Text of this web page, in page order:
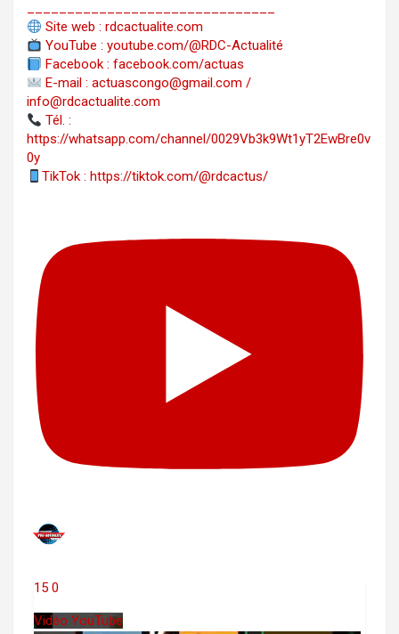
Site web : rdcactualite.com
YouTube : youtube.com/@RDC-Actualité
Facebook : facebook.com/actuas
E-mail : actuascongo@gmail.com /
info@rdcactualite.com
Tél. : ‪‪‪‪‪‪‪‪‪‪‪‪‪‪‪‪‪‪‪‪‪‪‪‪‪‪‪‪‪‪‪‪
https://whatsapp.com/channel/0029Vb3k9Wt1yT2EwBre0v
0y
TikTok : https://tiktok.com/@rdcactus/
15 0
Vidéo YouTube